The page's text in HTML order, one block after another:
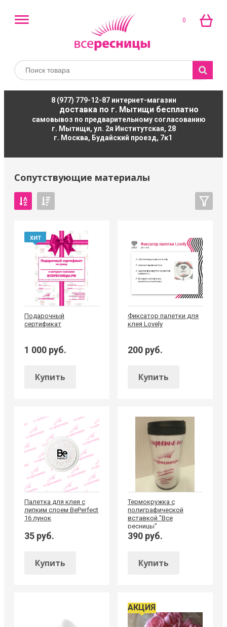
0
8 (977) 779-12-87интернет-магазин
доставка по г. Мытищи бесплатно
самовывоз по предварительному согласованию
г. Мытищи, ул. 2я Институтская, 28
г. Москва, Будайский проезд, 7к1
Сопутствующие материалы
ХИТ
Подарочный
сертификат
1 000 руб.
Купить
Фиксатор палетки для
клея Lovely
200 руб.
Купить
Палетка для клея с
липким слоем BePerfect
16 лунок
35 руб.
Купить
Термокружка с
полиграфической
вставкой "Все
ресницы"
390 руб.
Купить
АКЦИЯ